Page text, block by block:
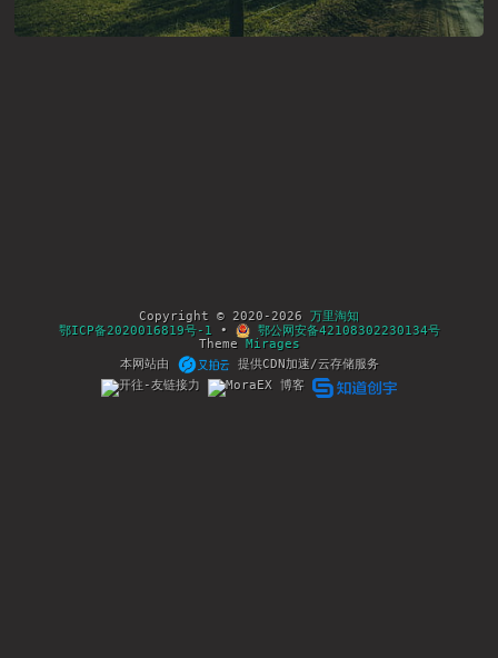
Copyright © 2020-2026 万里淘知
鄂ICP备2020016819号-1 •
鄂公网安备42108302230134号
Theme Mirages
本网站由
提供CDN加速/云存储服务